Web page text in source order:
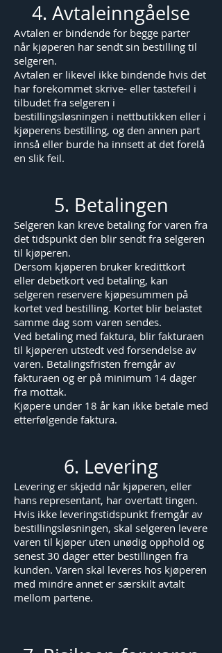
4. Avtaleinngåelse
Avtalen er bindende for begge parter
når kjøperen har sendt sin bestilling til
selgeren.
Avtalen er likevel ikke bindende hvis det
har forekommet skrive- eller tastefeil i
tilbudet fra selgeren i
bestillingsløsningen i nettbutikken eller i
kjøperens bestilling, og den annen part
innså eller burde ha innsett at det forelå
en slik feil.
5. Betalingen
Selgeren kan kreve betaling for varen fra
det tidspunkt den blir sendt fra selgeren
til kjøperen.
Dersom kjøperen bruker kredittkort
eller debetkort ved betaling, kan
selgeren reservere kjøpesummen på
kortet ved bestilling. Kortet blir belastet
samme dag som varen sendes.
Ved betaling med faktura, blir fakturaen
til kjøperen utstedt ved forsendelse av
varen. Betalingsfristen fremgår av
fakturaen og er på minimum 14 dager
fra mottak.
Kjøpere under 18 år kan ikke betale med
etterfølgende faktura.
6. Levering
Levering er skjedd når kjøperen, eller
hans representant, har overtatt tingen.
Hvis ikke leveringstidspunkt fremgår av
bestillingsløsningen, skal selgeren levere
varen til kjøper uten unødig opphold og
senest 30 dager etter bestillingen fra
kunden. Varen skal leveres hos kjøperen
med mindre annet er særskilt avtalt
mellom partene.